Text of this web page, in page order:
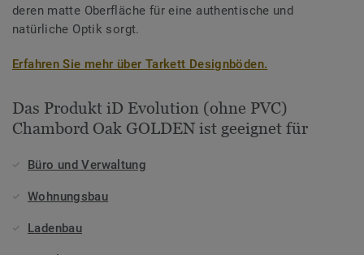
deren matte Oberfläche für eine authentische und
natürliche Optik sorgt.
Erfahren Sie mehr über Tarkett Designböden.
Das Produkt iD Evolution (ohne PVC)
Chambord Oak GOLDEN ist geeignet für
Büro und Verwaltung
Wohnungsbau
Ladenbau